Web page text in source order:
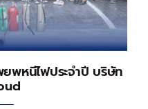
พหนีไฟประจำปี บริษัท